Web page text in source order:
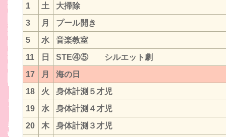
1
土
大掃除
3
月
プール開き
5
水
音楽教室
11
日
STE④⑤ シルエット劇
17
月
海の日
18
火
身体計測５才児
19
水
身体計測４才児
20
木
身体計測３才児